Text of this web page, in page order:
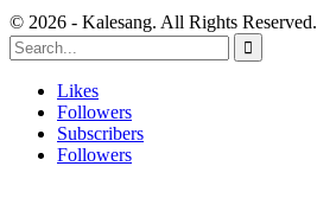
© 2026 - Kalesang. All Rights Reserved.
Likes
Followers
Subscribers
Followers